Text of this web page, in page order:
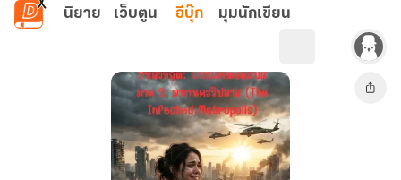
ข้ามไปยังเนื้อหาหลัก
นิยาย เว็บตูน อีบุ๊ก มุมนักเขียน